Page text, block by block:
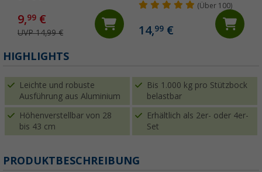
9,99 €
UVP 14,99 €
breite Auflage
(Über 100)
14,99€
HIGHLIGHTS
Leichte und robuste
Ausführung aus Aluminium
Bis 1.000 kg pro Stützbock
belastbar
Höhenverstellbar von 28
bis 43 cm
Erhältlich als 2er- oder 4er-
Set
PRODUKTBESCHREIBUNG